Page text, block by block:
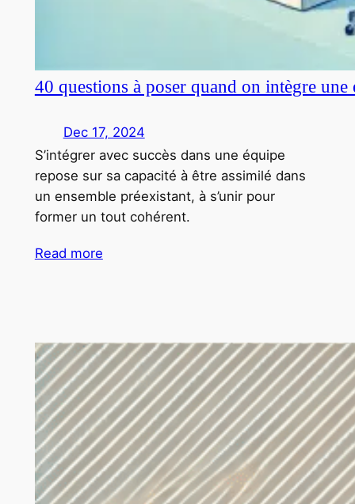
40 questions à poser quand on intègre
Dec 17, 2024
S’intégrer avec succès dans une équipe
repose sur sa capacité à être assimilé dans
un ensemble préexistant, à s’unir pour
former un tout cohérent.
Read more